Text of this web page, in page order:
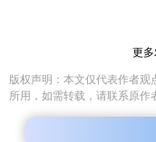
更
版权声明：本文仅代表作者
所用，如需转载，请联系原作